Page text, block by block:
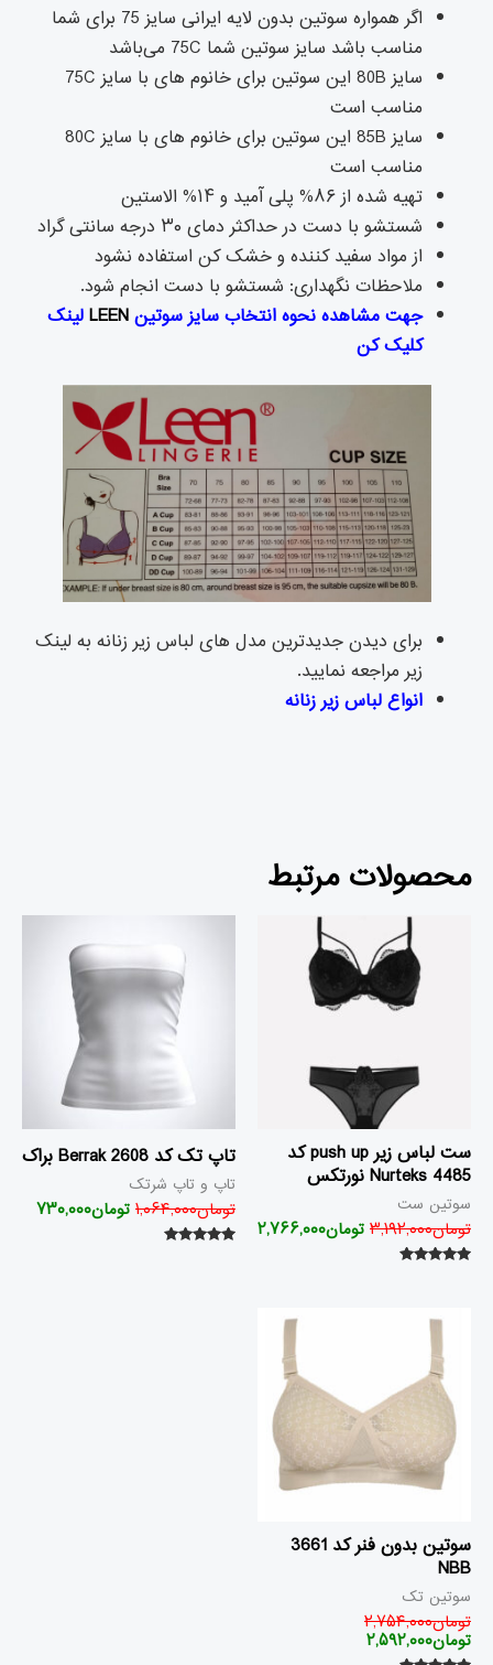
اگر همواره سوتین بدون لایه ایرانی سایز 75 برای شما
مناسب باشد سایز سوتین شما 75C می‌باشد
سایز 80B این سوتین برای خانوم های با سایز 75C
مناسب است
سایز 85B این سوتین برای خانوم های با سایز 80C
مناسب است
تهیه شده از ۸۶% پلی آمید و ۱۴% الاستین
شستشو با دست در حداکثر دمای ۳۰ درجه سانتی گراد
از مواد سفید کننده و خشک کن استفاده نشود
ملاحظات نگهداری: شستشو با دست انجام شود.
جهت مشاهده نحوه انتخاب سایز سوتینLEENلینک
کلیک کن
برای دیدن جدیدترین مدل های لباس زیر زنانه به لینک
زیر مراجعه نمایید.
انواع لباس زیر زنانه
محصولات مرتبط
ست لباس زیر push up کد
4485 Nurteks نورتکس
سوتین ست
تومان۳,۱۹۲,۰۰۰
اصلی
تومان۳,۱۹۲,۰۰۰
بود.
تومان۲,۷۶۶,۰۰۰
قیمت
تومان۲,۷۶۶,۰۰۰
تاپ تک کد 2608 Berrak براک
تاپ و تاپ شرتک
تومان۱,۰۶۴,۰۰۰
تومان۱,۰۶۴,۰۰۰
بود.
تومان۷۳۰,۰۰۰
قیمت
سوتین بدون فنر کد 3661
NBB
سوتین تک
تومان۲,۷۵۴,۰۰۰
تومان۲,۷۵۴,۰۰۰
تومان۲,۵۹۲,۰۰۰
تومان۲,۵۹۲,۰۰۰